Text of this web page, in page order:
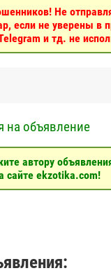
Не
если не уверены в
и тд. не
на объявление
автору
сайте ekzotika.com!